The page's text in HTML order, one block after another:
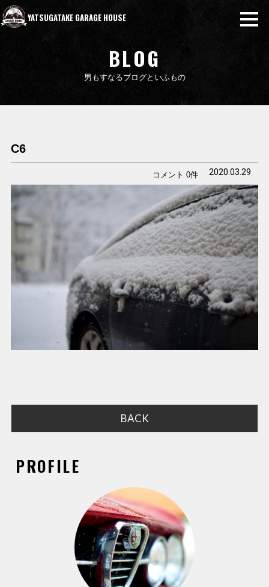
YATSUGATAKE GARAGE HOUSE
BLOG
男もすなるブログといふもの
C6
2020.03.29
コメント 0件
BACK
PROFILE